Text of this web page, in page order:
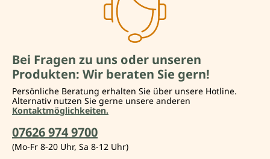
Bei Fragen zu uns oder unseren
Produkten: Wir beraten Sie gern!
Persönliche Beratung erhalten Sie über unsere Hotline.
Alternativ nutzen Sie gerne unsere anderen
Kontaktmöglichkeiten.
07626 974 9700
(Mo-Fr 8-20 Uhr, Sa 8-12 Uhr)